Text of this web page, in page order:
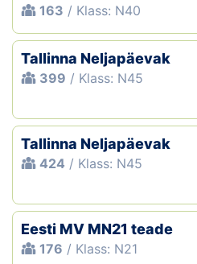
163 / Klass: N40
Tallinna Neljapäevak
399 / Klass: N45
Tallinna Neljapäevak
424 / Klass: N45
Eesti MV MN21 teade
176 / Klass: N21